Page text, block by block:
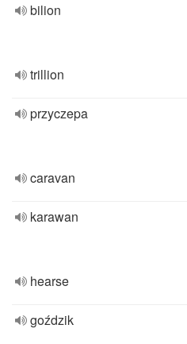
bilion
trillion
przyczepa
caravan
karawan
hearse
goździk